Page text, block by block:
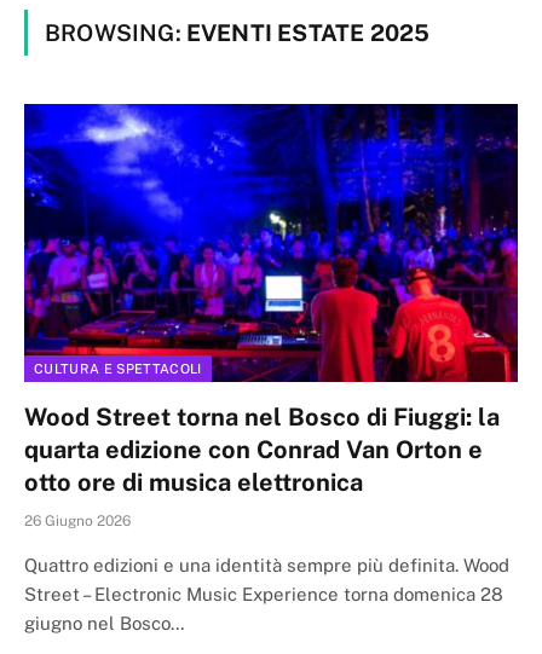
BROWSING: EVENTI ESTATE 2025
CULTURA E SPETTACOLI
Wood Street torna nel Bosco di Fiuggi: la
quarta edizione con Conrad Van Orton e
otto ore di musica elettronica
26 Giugno 2026
Quattro edizioni e una identità sempre più definita. Wood
Street – Electronic Music Experience torna domenica 28
giugno nel Bosco…